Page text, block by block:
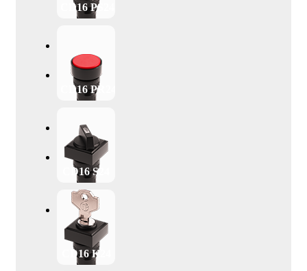
CD16 PS24
CD16 PR24
CD16 S24
CD16 K24